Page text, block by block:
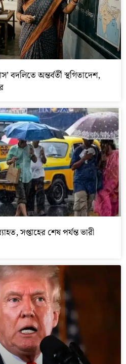
বদলিতে অন্তর্বর্তী স্থগিতাদেশ,
সপ্তাহের শেষ পর্যন্ত ভারী